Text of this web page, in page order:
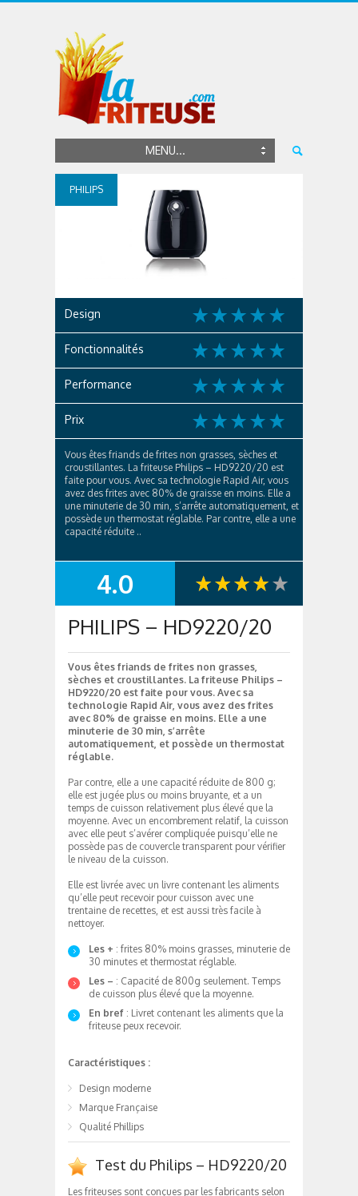
MENU...
PHILIPS
Design
Fonctionnalités
Performance
Prix
Vous êtes friands de frites non grasses, sèches et
croustillantes. La friteuse Philips – HD9220/20 est
faite pour vous. Avec sa technologie Rapid Air, vous
avez des frites avec 80% de graisse en moins. Elle a
une minuterie de 30 min, s’arrête automatiquement, et
possède un thermostat réglable. Par contre, elle a une
capacité réduite ..
SUMMARY
4.0
PHILIPS – HD9220/20
Vous êtes friands de frites non grasses,
sèches et croustillantes. La friteuse Philips –
HD9220/20 est faite pour vous. Avec sa
technologie Rapid Air, vous avez des frites
avec 80% de graisse en moins. Elle a une
minuterie de 30 min, s’arrête
automatiquement, et possède un thermostat
réglable.
Par contre, elle a une capacité réduite de 800 g;
elle est jugée plus ou moins bruyante, et a un
temps de cuisson relativement plus élevé que la
moyenne. Avec un encombrement relatif, la cuisson
avec elle peut s’avérer compliquée puisqu’elle ne
possède pas de couvercle transparent pour vérifier
le niveau de la cuisson.
Elle est livrée avec un livre contenant les aliments
qu’elle peut recevoir pour cuisson avec une
trentaine de recettes, et est aussi très facile à
nettoyer.
Les + : frites 80% moins grasses, minuterie de
30 minutes et thermostat réglable.
Les – : Capacité de 800g seulement. Temps
de cuisson plus élevé que la moyenne.
En bref : Livret contenant les aliments que la
friteuse peux recevoir.
Caractéristiques :
Design moderne
Marque Française
Qualité Phillips
Test du Philips – HD9220/20
Les friteuses sont conçues par les fabricants selon